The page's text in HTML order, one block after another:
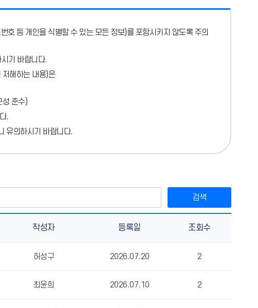
등 개인을 식별할 수 있는 모든 정보)를 포함시키지 않도록 주의
기 바랍니다.
해하는 내용)은
성 준수)
.
유의하시기 바랍니다.
검색
작성자 등록일 조회수
허성구 2026.07.20 2
최윤희 2026.07.10 2